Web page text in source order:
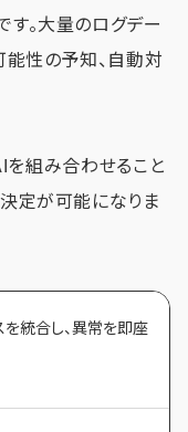
。大量のログデー
能性の予知、自動対
を組み合わせること
定が可能になりま
を統合し、異常を即座